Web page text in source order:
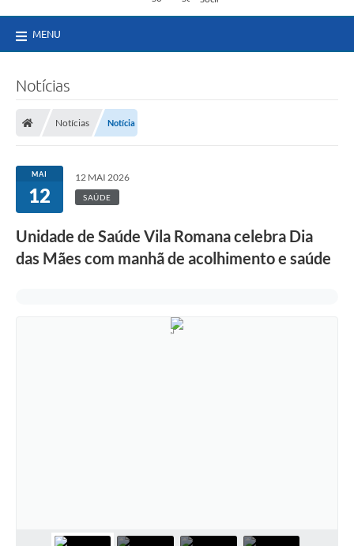
MENU
Notícias
Notícias Notícia
MAI
12
12 MAI 2026
SAÚDE
Unidade de Saúde Vila Romana celebra Dia
das Mães com manhã de acolhimento e saúde